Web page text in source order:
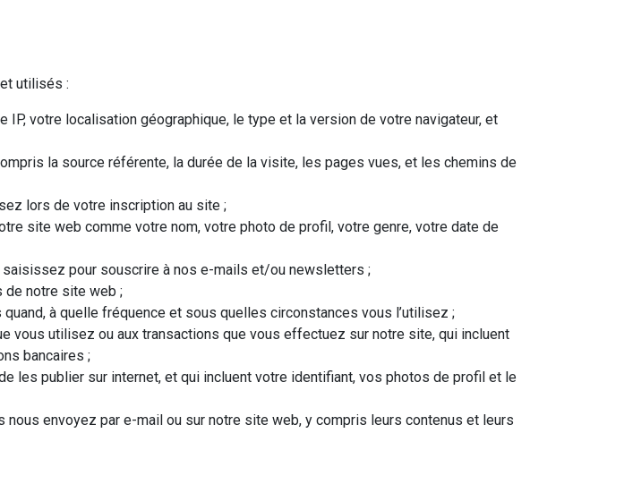
utilisés :
votre localisation géographique, le type et la version de votre navigateur, et
la source référente, la durée de la visite, les pages vues, et les chemins de
lors de votre inscription au site ;
site web comme votre nom, votre photo de profil, votre genre, votre date de
pour souscrire à nos e-mails et/ou newsletters ;
notre site web ;
à quelle fréquence et sous quelles circonstances vous l’utilisez ;
vous utilisez ou aux transactions que vous effectuez sur notre site, qui incluent
bancaires ;
les publier sur internet, et qui incluent votre identifiant, vos photos de profil et le
envoyez par e-mail ou sur notre site web, y compris leurs contenus et leurs